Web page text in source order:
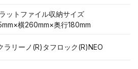
ットファイル収納サイズ
横260mm×奥行180mm
ラリーノ(R)タフロック(R)NEO